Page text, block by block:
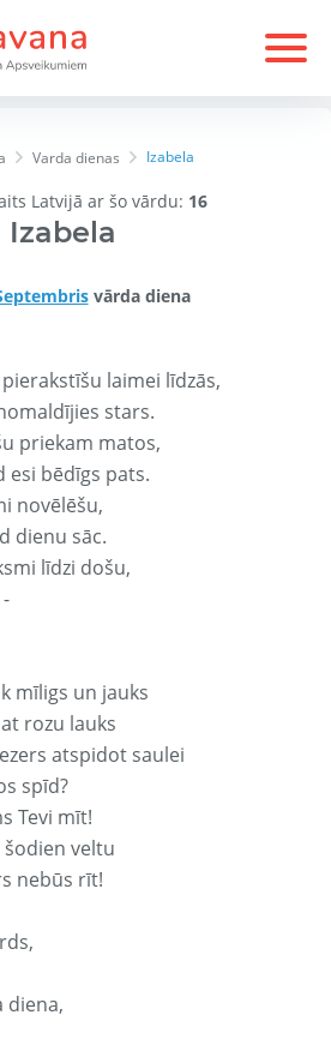
Varda dienas Izabela
Latvijā ar šo vārdu: 16
Izabela
vārda diena
laimei līdzās,
stars.
priekam matos,
esi bēdīgs pats.
novēlēšu,
dienu sāc.
līdzi došu,
mīligs un jauks
rozu lauks
atspidot saulei
spīd?
Tevi mīt!
šodien veltu
nebūs rīt!
diena,